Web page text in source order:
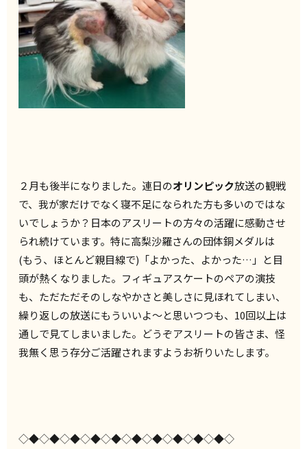
２月も後半になりました。連日のオリンピック放送の観戦
で、我が家だけでなく寝不足になられた方も多いのではな
いでしょうか？日本のアスリートの方々の活躍に感動させ
られ続けています。特に高梨沙羅さんの団体銅メダルは
(もう、ほとんど親目線で)「よかった、よかった…」と目
頭が熱くなりました。フィギュアスケートのペアの演技
も、ただただそのしなやかさと美しさに見ほれてしまい、
繰り返しの放送にもういいよ～と思いつつも、10回以上は
通しで見てしまいました。どうぞアスリートの皆さま、怪
我無く思う存分ご活躍されますようお祈りいたします。
◇◆◇◆◇◆◇◆◇◆◇◆◇◆◇◆◇◆◇◆◇